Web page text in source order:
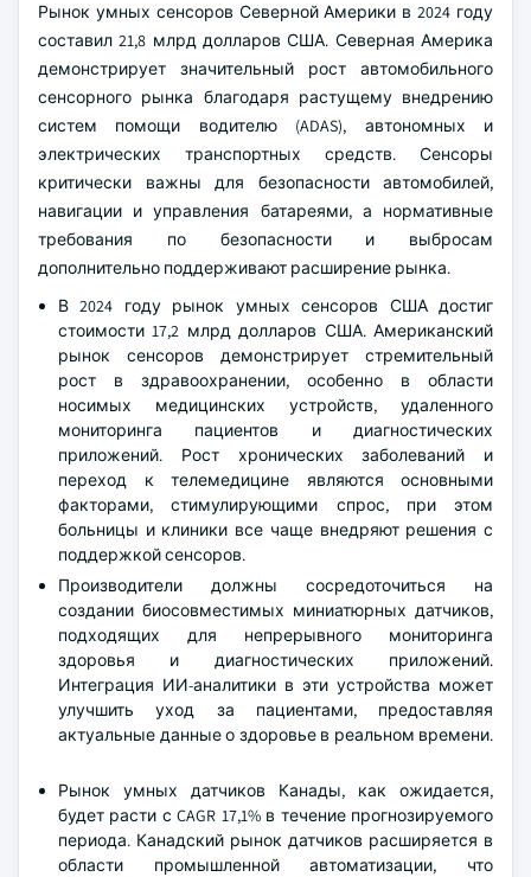
Рынок умных сенсоров Северной Америки в 2024 году
составил 21,8 млрд долларов США. Северная Америка
демонстрирует значительный рост автомобильного
сенсорного рынка благодаря растущему внедрению
систем помощи водителю (ADAS), автономных и
электрических транспортных средств. Сенсоры
критически важны для безопасности автомобилей,
навигации и управления батареями, а нормативные
требования по безопасности и выбросам
дополнительно поддерживают расширение рынка.
В 2024 году рынок умных сенсоров США достиг
стоимости 17,2 млрд долларов США. Американский
рынок сенсоров демонстрирует стремительный
рост в здравоохранении, особенно в области
носимых медицинских устройств, удаленного
мониторинга пациентов и диагностических
приложений. Рост хронических заболеваний и
переход к телемедицине являются основными
факторами, стимулирующими спрос, при этом
больницы и клиники все чаще внедряют решения с
поддержкой сенсоров.
Производители должны сосредоточиться на
создании биосовместимых миниатюрных датчиков,
подходящих для непрерывного мониторинга
здоровья и диагностических приложений.
Интеграция ИИ-аналитики в эти устройства может
улучшить уход за пациентами, предоставляя
актуальные данные о здоровье в реальном времени.
Рынок умных датчиков Канады, как ожидается,
будет расти с CAGR 17,1% в течение прогнозируемого
периода. Канадский рынок датчиков расширяется в
области промышленной автоматизации, что